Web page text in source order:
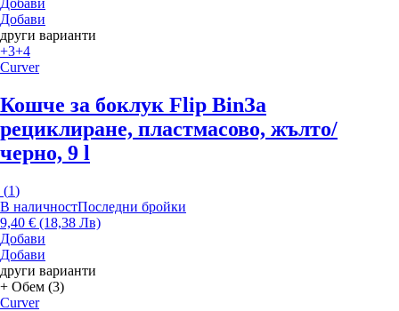
Добави
други варианти
+3+4
Curver
Кошче за боклук Flip BinЗа
рециклиране, пластмасово, жълто/
черно, 9 l
(1)
В наличностПоследни бройки
9,40 € (18,38 Лв)
Добави
Добави
други варианти
+ Обем (3)
Curver